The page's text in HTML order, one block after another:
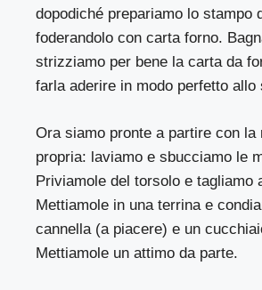
dopodiché prepariamo lo stampo
foderandolo con carta forno.
strizziamo per bene la carta da
farla aderire in modo perfetto allo
Ora siamo pronte a partire con la
propria: laviamo e sbucciamo le
Priviamole del torsolo e tagliamo
Mettiamole in una terrina e
cannella (a piacere) e un
Mettiamole un attimo da parte.